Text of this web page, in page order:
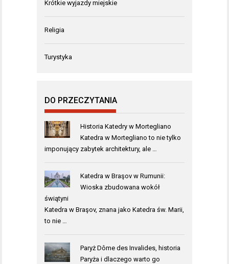
Krótkie wyjazdy miejskie
Religia
Turystyka
DO PRZECZYTANIA
Historia Katedry w Mortegliano
Katedra w Mortegliano to nie tylko
imponujący zabytek architektury, ale …
Katedra w Braşov w Rumunii:
Wioska zbudowana wokół
świątyni
Katedra w Braşov, znana jako Katedra św. Marii,
to nie …
Paryż Dôme des Invalides, historia
Paryża i dlaczego warto go